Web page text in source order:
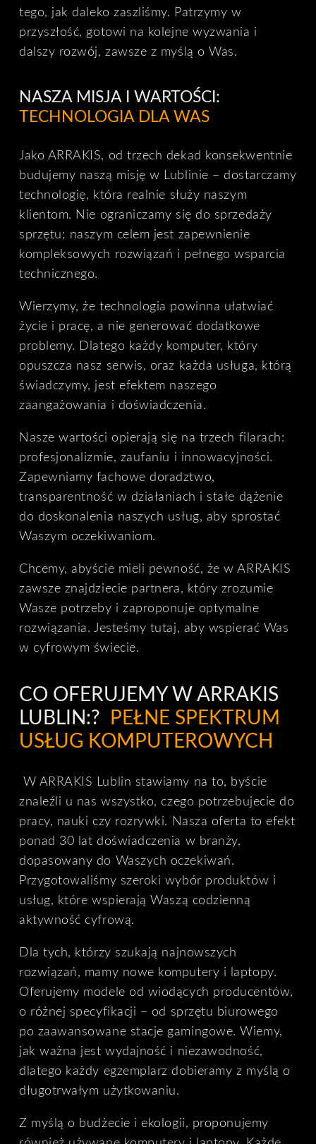
tego, jak daleko zaszliśmy. Patrzymy w
przyszłość, gotowi na kolejne wyzwania i
dalszy rozwój, zawsze z myślą o Was.
NASZA MISJA I WARTOŚCI:
TECHNOLOGIA DLA WAS
Jako ARRAKIS, od trzech dekad konsekwentnie
budujemy naszą misję w Lublinie – dostarczamy
technologię, która realnie służy naszym
klientom. Nie ograniczamy się do sprzedaży
sprzętu; naszym celem jest zapewnienie
kompleksowych rozwiązań i pełnego wsparcia
technicznego.
Wierzymy, że technologia powinna ułatwiać
życie i pracę, a nie generować dodatkowe
problemy. Dlatego każdy komputer, który
opuszcza nasz serwis, oraz każda usługa, którą
świadczymy, jest efektem naszego
zaangażowania i doświadczenia.
Nasze wartości opierają się na trzech filarach:
profesjonalizmie, zaufaniu i innowacyjności.
Zapewniamy fachowe doradztwo,
transparentność w działaniach i stałe dążenie
do doskonalenia naszych usług, aby sprostać
Waszym oczekiwaniom.
Chcemy, abyście mieli pewność, że w ARRAKIS
zawsze znajdziecie partnera, który zrozumie
Wasze potrzeby i zaproponuje optymalne
rozwiązania. Jesteśmy tutaj, aby wspierać Was
w cyfrowym świecie.
CO OFERUJEMY W ARRAKIS
LUBLIN:?
PEŁNE SPEKTRUM
USŁUG KOMPUTEROWYCH
W ARRAKIS Lublin stawiamy na to, byście
znaleźli u nas wszystko, czego potrzebujecie do
pracy, nauki czy rozrywki. Nasza oferta to efekt
ponad 30 lat doświadczenia w branży,
dopasowany do Waszych oczekiwań.
Przygotowaliśmy szeroki wybór produktów i
usług, które wspierają Waszą codzienną
aktywność cyfrową.
Dla tych, którzy szukają najnowszych
rozwiązań, mamy nowe komputery i laptopy.
Oferujemy modele od wiodących producentów,
o różnej specyfikacji – od sprzętu biurowego
po zaawansowane stacje gamingowe. Wiemy,
jak ważna jest wydajność i niezawodność,
dlatego każdy egzemplarz dobieramy z myślą o
długotrwałym użytkowaniu.
Z myślą o budżecie i ekologii, proponujemy